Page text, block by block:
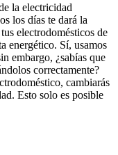
la electricidad
los días te dará la
electrodomésticos de
energético. Sí, usamos
embargo, ¿sabías que
correctamente?
cambiarás
Esto solo es posible